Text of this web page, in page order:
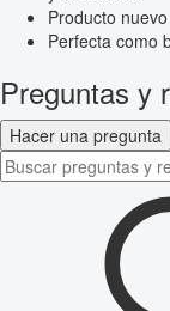
Producto
Perfecta como
Preguntas y
Hacer una pregunta